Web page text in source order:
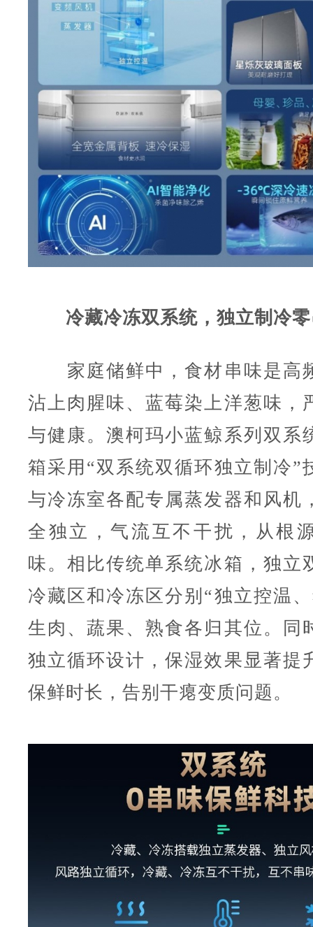
冷藏冷冻双系统，独立制冷零
家庭储鲜中，食材串味是高
沾上肉腥味、蓝莓染上洋葱味，
与健康。澳柯玛小蓝鲸系列双系
箱采用“双系统双循环独立制冷”
与冷冻室各配专属蒸发器和风机
全独立，气流互不干扰，从根
味。相比传统单系统冰箱，独立
冷藏区和冷冻区分别“独立控温
生肉、蔬果、熟食各归其位。同
独立循环设计，保湿效果显著提
保鲜时长，告别干瘪变质问题。